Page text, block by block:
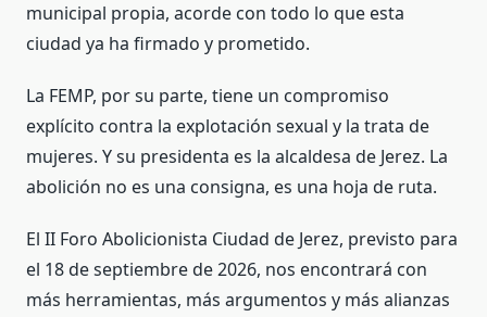
municipal propia, acorde con todo lo que esta
ciudad ya ha firmado y prometido.
La FEMP, por su parte, tiene un compromiso
explícito contra la explotación sexual y la trata de
mujeres. Y su presidenta es la alcaldesa de Jerez. La
abolición no es una consigna, es una hoja de ruta.
El II Foro Abolicionista Ciudad de Jerez, previsto para
el 18 de septiembre de 2026, nos encontrará con
más herramientas, más argumentos y más alianzas